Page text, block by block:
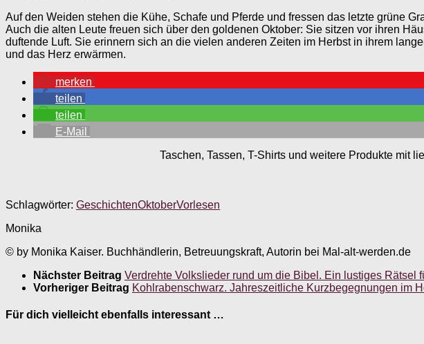
Auf den Weiden stehen die Kühe, Schafe und Pferde und fressen das letzte grüne
Auch die alten Leute freuen sich über den goldenen Oktober: Sie sitzen vor ihren
duftende Luft. Sie erinnern sich an die vielen anderen Zeiten im Herbst in ihrem
und das Herz erwärmen.
merken
teilen
teilen
E-Mail
Taschen, Tassen, T-Shirts und weitere Produkte mit
Schlagwörter: GeschichtenOktoberVorlesen
Monika
© by Monika Kaiser. Buchhändlerin, Betreuungskraft, Autorin bei Mal-alt-werden.de
Nächster Beitrag Verdrehte Volkslieder rund um die Bibel. Ein lustiges Rätsel
Vorheriger Beitrag Kohlrabenschwarz. Jahreszeitliche Kurzbegegnungen im
Für dich vielleicht ebenfalls interessant …